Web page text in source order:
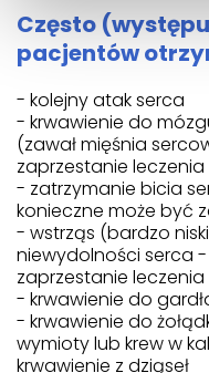
Często
pacjentów
- kolejny atak serca
- krwawienie do
(zawał mięśnia
zaprzestanie leczenia
- zatrzymanie bicia
konieczne może być
- wstrząs (bardzo
niewydolności serca
zaprzestanie leczenia
- krwawienie do
- krwawienie do
wymioty lub krew w
krwawienie z dziąseł